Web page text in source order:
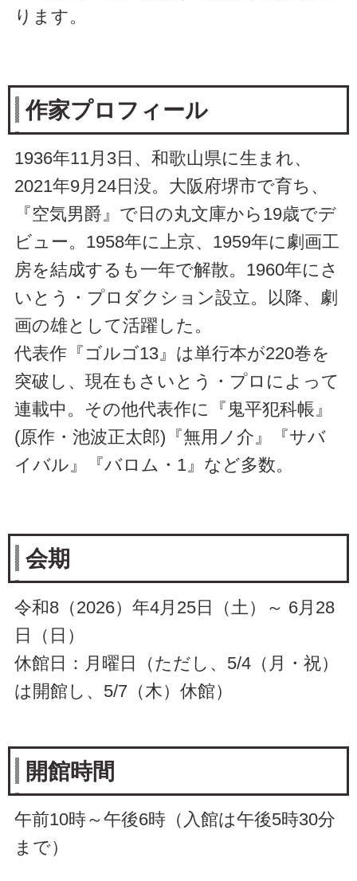
ります。
作家プロフィール
1936年11月3日、和歌山県に生まれ、
2021年9月24日没。大阪府堺市で育ち、
『空気男爵』で日の丸文庫から19歳でデ
ビュー。1958年に上京、1959年に劇画工
房を結成するも一年で解散。1960年にさ
いとう・プロダクション設立。以降、劇
画の雄として活躍した。
代表作『ゴルゴ13』は単行本が220巻を
突破し、現在もさいとう・プロによって
連載中。その他代表作に『鬼平犯科帳』
(原作・池波正太郎)『無用ノ介』『サバ
イバル』『バロム・1』など多数。
会期
令和8（2026）年4月25日（土）～ 6月28
日（日）
休館日：月曜日（ただし、5/4（月・祝）
は開館し、5/7（木）休館）
開館時間
午前10時～午後6時（入館は午後5時30分
まで）